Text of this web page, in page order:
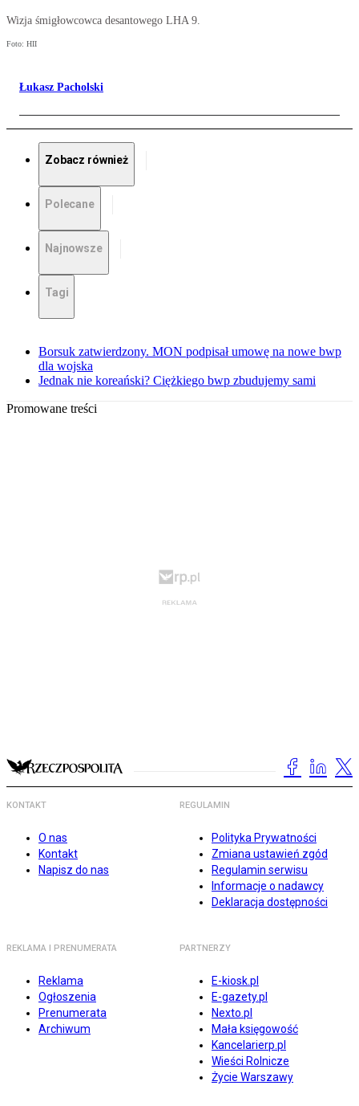
Wizja śmigłowcowca desantowego LHA 9.
Foto: HII
Łukasz Pacholski
Zobacz również
Polecane
Najnowsze
Tagi
Borsuk zatwierdzony. MON podpisał umowę na nowe bwp
dla wojska
Jednak nie koreański? Ciężkiego bwp zbudujemy sami
Promowane treści
KONTAKT
O nas
Kontakt
Napisz do nas
REGULAMIN
Polityka Prywatności
Zmiana ustawień zgód
Regulamin serwisu
Informacje o nadawcy
Deklaracja dostępności
REKLAMA I PRENUMERATA
Reklama
Ogłoszenia
Prenumerata
Archiwum
PARTNERZY
E-kiosk.pl
E-gazety.pl
Nexto.pl
Mała księgowość
Kancelarierp.pl
Wieści Rolnicze
Życie Warszawy